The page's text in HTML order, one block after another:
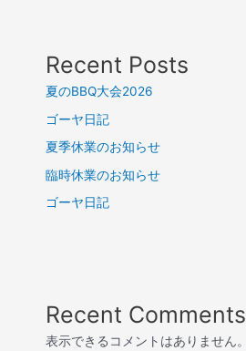
Recent Posts
夏のBBQ大会2026
ゴーヤ日記
夏季休業のお知らせ
臨時休業のお知らせ
ゴーヤ日記
Recent Comments
表示できるコメントはありません。